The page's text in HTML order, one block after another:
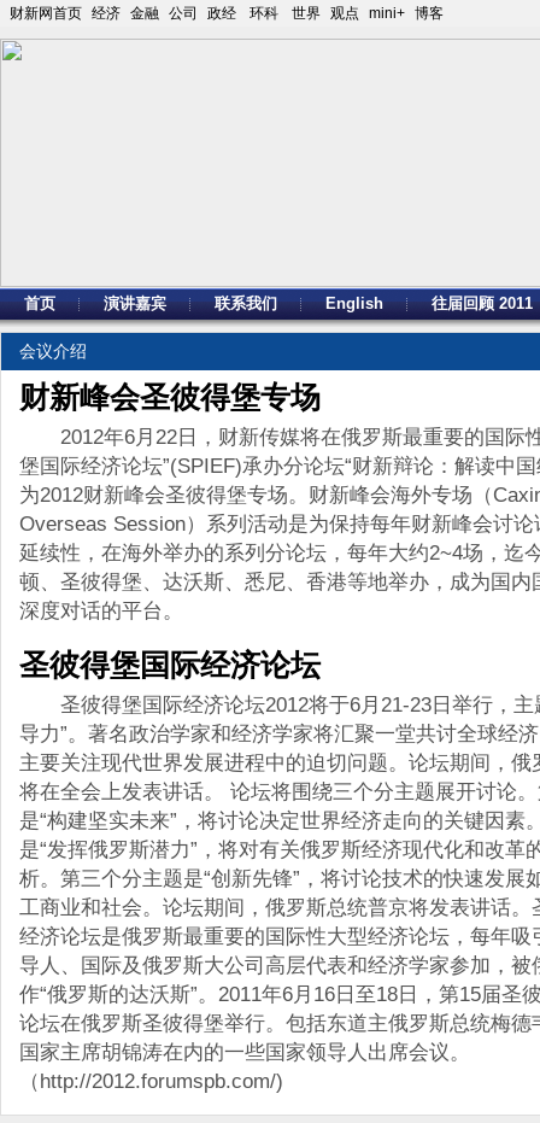
财新网首页 经济 金融 公司 政经 环科 世界 观点 mini+ 博客
首页 演讲嘉宾 联系我们 English 往届回顾 2011
会议介绍
财新峰会圣彼得堡专场
2012年6月22日，财新传媒将在俄罗斯最重要的国际
堡国际经济论坛”(SPIEF)承办分论坛“财新辩论：解读中
为2012财新峰会圣彼得堡专场。财新峰会海外专场（
Overseas Session）系列活动是为保持每年财新峰会讨
延续性，在海外举办的系列分论坛，每年大约2~4场，迄
顿、圣彼得堡、达沃斯、悉尼、香港等地举办，成为国内
深度对话的平台。
圣彼得堡国际经济论坛
圣彼得堡国际经济论坛2012将于6月21-23日举行，主
导力”。著名政治学家和经济学家将汇聚一堂共讨全球经
主要关注现代世界发展进程中的迫切问题。论坛期间，俄
将在全会上发表讲话。 论坛将围绕三个分主题展开讨论
是“构建坚实未来”，将讨论决定世界经济走向的关键因素
是“发挥俄罗斯潜力”，将对有关俄罗斯经济现代化和改革
析。第三个分主题是“创新先锋”，将讨论技术的快速发展
工商业和社会。论坛期间，俄罗斯总统普京将发表讲话。
经济论坛是俄罗斯最重要的国际性大型经济论坛，每年吸
导人、国际及俄罗斯大公司高层代表和经济学家参加，被
作“俄罗斯的达沃斯”。2011年6月16日至18日，第15届圣
论坛在俄罗斯圣彼得堡举行。包括东道主俄罗斯总统梅德
国家主席胡锦涛在内的一些国家领导人出席会议。
（http://2012.forumspb.com/)